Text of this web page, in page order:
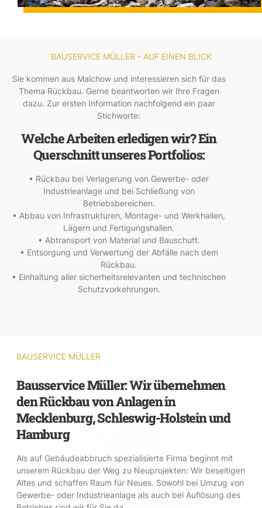
BAUSERVICE MÜLLER - AUF EINEN BLICK
Sie kommen aus Malchow und interessieren sich für das
Thema Rückbau. Gerne beantworten wir Ihre Fragen
dazu. Zur ersten Information nachfolgend ein paar
Stichworte:
Welche Arbeiten erledigen wir? Ein
Querschnitt unseres Portfolios:
• Rückbau bei Verlagerung von Gewerbe- oder
Industrieanlage und bei Schließung von
Betriebsbereichen.
• Abbau von Infrastrukturen, Montage- und Werkhallen,
Lägern und Fertigungshallen.
• Abtransport von Material und Bauschutt.
• Entsorgung und Verwertung der Abfälle nach dem
Rückbau.
• Einhaltung aller sicherheitsrelevanten und technischen
Schutzvorkehrungen.
BAUSERVICE MÜLLER
Bausservice Müller: Wir übernehmen
den Rückbau von Anlagen in
Mecklenburg, Schleswig-Holstein und
Hamburg
Als auf Gebäudeabbruch spezialisierte Firma beginnt mit
unserem Rückbau der Weg zu Neuprojekten: Wir beseitigen
Altes und schaffen Raum für Neues. Sowohl bei Umzug von
Gewerbe- oder Industrieanlage als auch bei Auflösung des